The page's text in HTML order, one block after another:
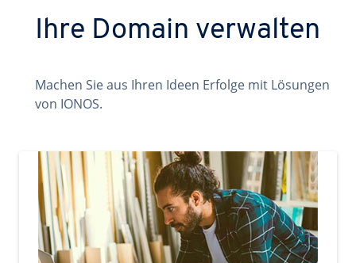
Ihre Domain verwalten
Machen Sie aus Ihren Ideen Erfolge mit Lösungen
von IONOS.